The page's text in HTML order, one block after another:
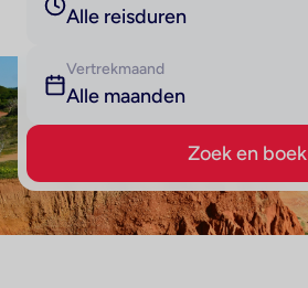
Alle reisduren
Vertrekmaand
Alle maanden
Zoek en boek